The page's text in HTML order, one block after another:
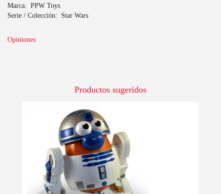
Marca: PPW Toys
Serie / Colección: Star Wars
Opiniones
Productos sugeridos